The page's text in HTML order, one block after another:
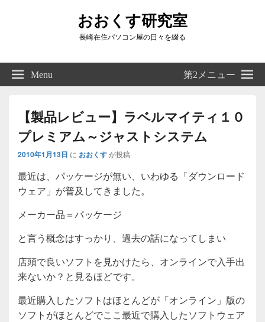
おおくす研究室
長崎在住パソコン屋の日々を綴る
Right
Sidebar
Widget
Menu 第2メニュー
【製品レビュー】ラベルマイティ１０
プレミアム～ジャストシステム
2010年1月13日 に おおくすが投稿
最近は、パッケージが無い、いわゆる「ダウンロード
ウェア」が普及してきました。
メーカー品＝パッケージ
と言う概念はすっかり、過去の話になってしまい
店頭で良いソフトを見かけたら、オンラインで入手出
来ないか？と見るほどです。
最近購入したソフトはほとんどが「オンライン」版の
ソフトがほとんどでここ最近で購入したソフトウェア